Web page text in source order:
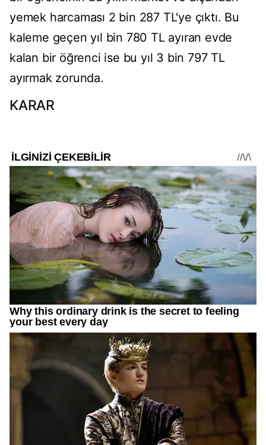
yemek harcaması 2 bin 287 TL'ye çıktı. Bu
kaleme geçen yıl bin 780 TL ayıran evde
kalan bir öğrenci ise bu yıl 3 bin 797 TL
ayırmak zorunda.
KARAR